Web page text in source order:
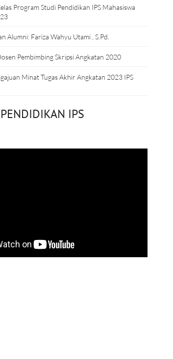
Program Studi Pendidikan IPS Mahasiswa
Alumni: Fariza Wahyu Utami , S.Pd.
Pembimbing Skripsi Angkatan 2020
Minat Tugas Akhir Angkatan 2023 IPS
IPS